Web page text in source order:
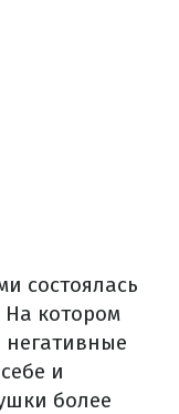
состоялась
На котором
и
более